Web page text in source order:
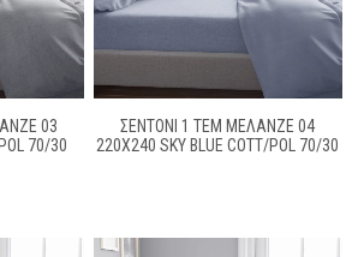
03
70/30
ΣΕΝΤΟΝΙ 1 ΤΕΜ ΜΕΛΑΝΖΈ 04
220Χ240 SKY BLUE COTT/POL 70/30